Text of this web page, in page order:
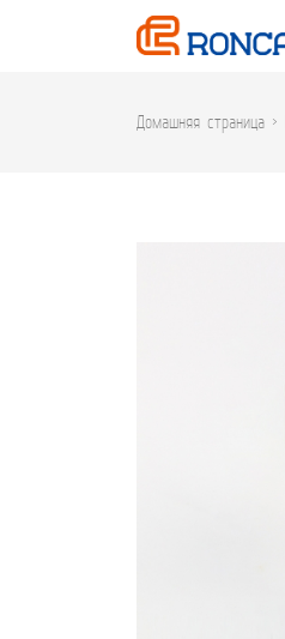
Домашняя страница >